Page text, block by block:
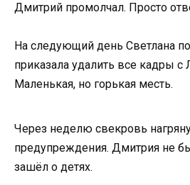
Дмитрий промолчал. Просто
На следующий день Светлана
приказала удалить все кадры
Маленькая, но горькая месть.
Через неделю свекровь
предупреждения. Дмитрия не
зашёл о детях.